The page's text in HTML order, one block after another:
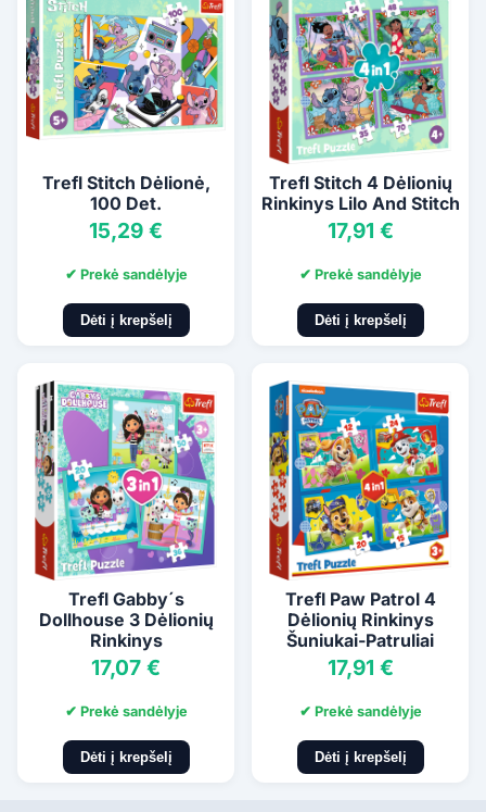
Trefl Stitch Dėlionė,
100 Det.
15,29 €
✔ Prekė sandėlyje
Dėti į krepšelį
Trefl Stitch 4 Dėlionių
Rinkinys Lilo And Stitch
17,91 €
✔ Prekė sandėlyje
Dėti į krepšelį
Trefl Gabby´s
Dollhouse 3 Dėlionių
Rinkinys
17,07 €
✔ Prekė sandėlyje
Dėti į krepšelį
Trefl Paw Patrol 4
Dėlionių Rinkinys
Šuniukai-Patruliai
17,91 €
✔ Prekė sandėlyje
Dėti į krepšelį